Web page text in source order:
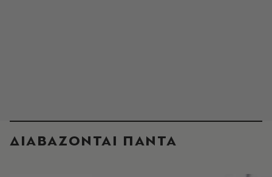
ΔΙΑΒΑΖΟΝΤΑΙ ΠΑΝΤΑ